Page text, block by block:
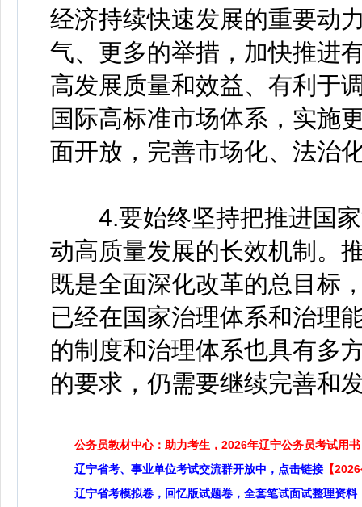
经济持续快速发展的重要动
气、更多的举措，加快推进
高发展质量和效益、有利于
国际高标准市场体系，实施
面开放，完善市场化、法治
4.要始终坚持把推进国家
动高质量发展的长效机制。
既是全面深化改革的总目标
已经在国家治理体系和治理
的制度和治理体系也具有多
的要求，仍需要继续完善和
公务员教材中心：助力考生，2026年辽宁公务员考试用书
辽宁省考、事业单位考试交流群开放中，点击链接 【
辽宁省考模拟卷，回忆版试题卷，全套笔试面试整理资料